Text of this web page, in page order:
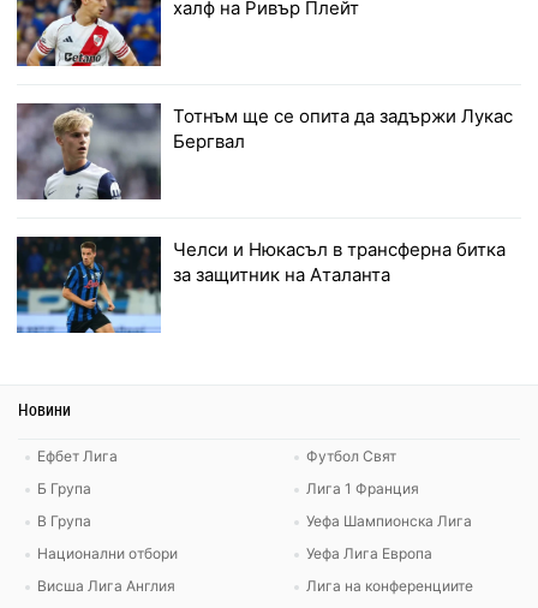
халф на Ривър Плейт
Тотнъм ще се опита да задържи Лукас
Бергвал
Челси и Нюкасъл в трансферна битка
за защитник на Аталанта
Новини
Ефбет Лига
Б Група
В Група
Национални отбори
Висша Лига Англия
Футбол Свят
Лига 1 Франция
Уефа Шампионска Лига
Уефа Лига Европа
Лига на конференциите